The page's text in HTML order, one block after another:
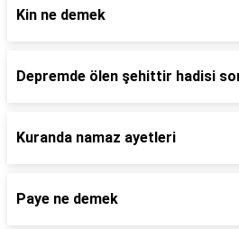
Kin ne demek
Depremde ölen şehittir hadisi
Kuranda namaz ayetleri
Paye ne demek